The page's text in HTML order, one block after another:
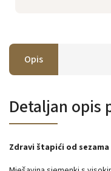
Opis
Detaljan opis
Zdravi štapići od